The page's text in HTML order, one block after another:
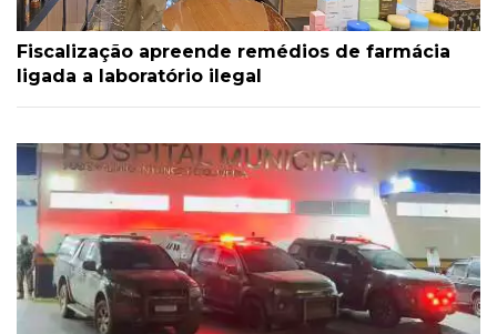
Fiscalização apreende remédios de farmácia
ligada a laboratório ilegal